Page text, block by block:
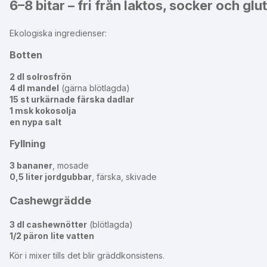
6–8 bitar – fri från laktos, socker och
Ekologiska ingredienser:
Botten
2 dl solrosfrön
4 dl mandel (gärna blötlagda)
15 st urkärnade färska dadlar
1 msk kokosolja
en nypa salt
Fyllning
3 bananer , mosade
0,5 liter jordgubbar , färska, skivade
Cashewgrädde
3 dl cashewnötter (blötlagda)
1/2 päron lite vatten
Kör i mixer tills det blir gräddkonsistens.